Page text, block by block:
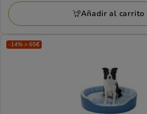
por
Tiendanimal
Añadir al carrito
-14% > 65€